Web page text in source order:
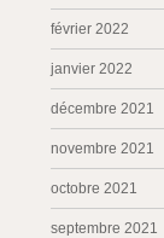
février 2022
janvier 2022
décembre 2021
novembre 2021
octobre 2021
septembre 2021